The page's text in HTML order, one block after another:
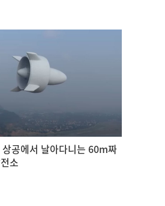
공에서 날아다니는 60m짜
소